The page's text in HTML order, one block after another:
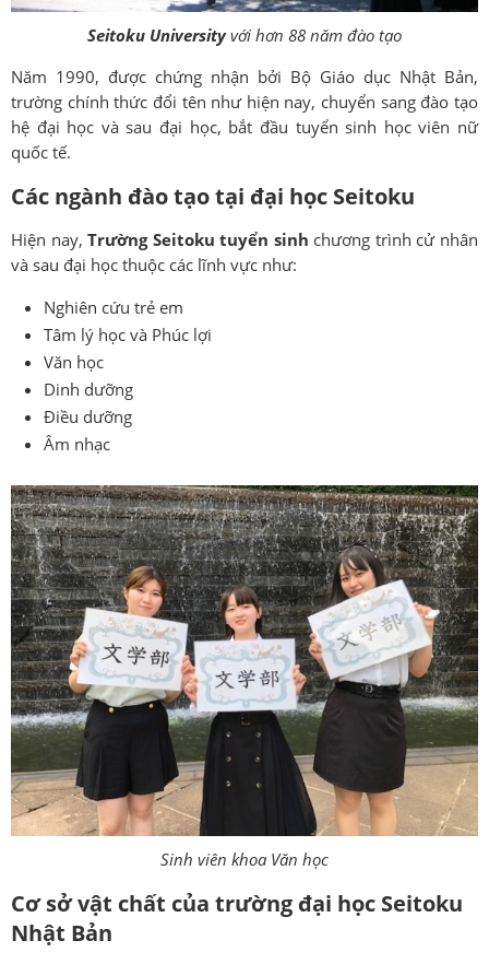
Seitoku Universityvới hơn 88 năm đào tạo
Năm 1990, được chứng nhận bởi Bộ Giáo dục Nhật Bản,
trường chính thức đổi tên như hiện nay, chuyển sang đào tạo
hệ đại học và sau đại học, bắt đầu tuyển sinh học viên nữ
quốc tế.
Các ngành đào tạo tại đại học Seitoku
Hiện nay,Trường Seitoku tuyển sinh chương trình cử nhân
và sau đại học thuộc các lĩnh vực như:
Nghiên cứu trẻ em
Tâm lý học và Phúc lợi
Văn học
Dinh dưỡng
Điều dưỡng
Âm nhạc
Sinh viên khoa Văn học
Cơ sở vật chất của trường đại học Seitoku
Nhật Bản